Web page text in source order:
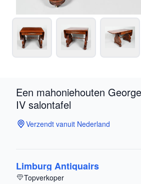
Een mahoniehouten George
IV salontafel
Verzendt vanuit Nederland
Limburg Antiquairs
Topverkoper